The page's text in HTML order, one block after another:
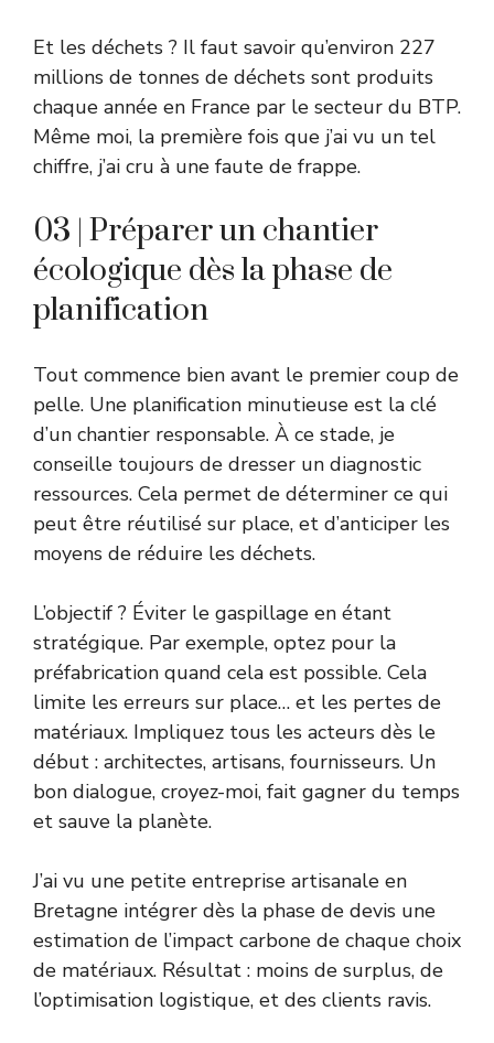
Et les déchets ? Il faut savoir qu’environ 227
millions de tonnes de déchets sont produits
chaque année en France par le secteur du BTP.
Même moi, la première fois que j’ai vu un tel
chiffre, j’ai cru à une faute de frappe.
03 | Préparer un chantier
écologique dès la phase de
planification
Tout commence bien avant le premier coup de
pelle. Une planification minutieuse est la clé
d’un chantier responsable. À ce stade, je
conseille toujours de dresser un diagnostic
ressources. Cela permet de déterminer ce qui
peut être réutilisé sur place, et d’anticiper les
moyens de réduire les déchets.
L’objectif ? Éviter le gaspillage en étant
stratégique. Par exemple, optez pour la
préfabrication quand cela est possible. Cela
limite les erreurs sur place… et les pertes de
matériaux. Impliquez tous les acteurs dès le
début : architectes, artisans, fournisseurs. Un
bon dialogue, croyez-moi, fait gagner du temps
et sauve la planète.
J’ai vu une petite entreprise artisanale en
Bretagne intégrer dès la phase de devis une
estimation de l’impact carbone de chaque choix
de matériaux. Résultat : moins de surplus, de
l’optimisation logistique, et des clients ravis.